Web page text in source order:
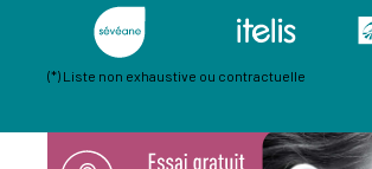
(*) Liste non exhaustive ou contractuelle